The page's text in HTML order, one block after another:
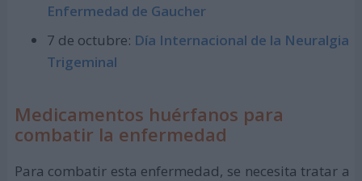
Enfermedad de Gaucher
7 de octubre: Día Internacional de la Neuralgia
Trigeminal
Medicamentos huérfanos para
combatir la enfermedad
Para combatir esta enfermedad, se necesita tratar a